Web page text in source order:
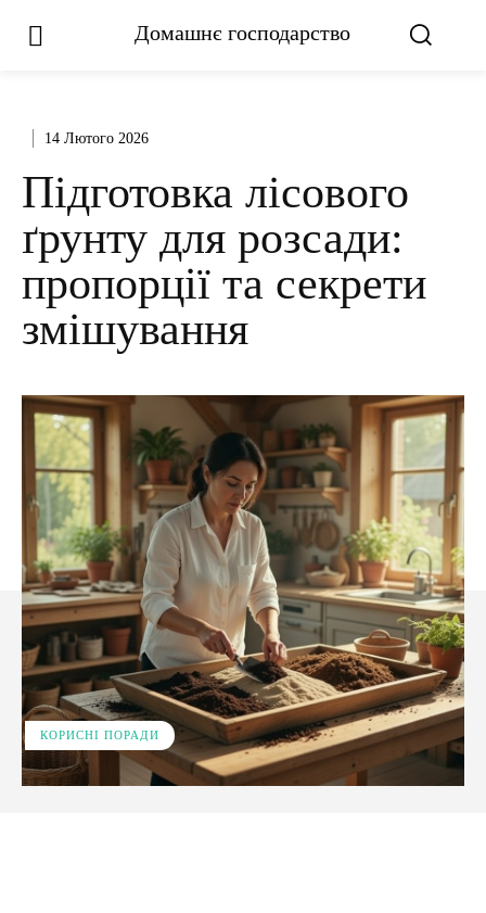
Домашнє господарство
14 Лютого 2026
Підготовка лісового
ґрунту для розсади:
пропорції та секрети
змішування
КОРИСНІ ПОРАДИ